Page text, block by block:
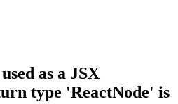
as a JSX
type 'ReactNode' is